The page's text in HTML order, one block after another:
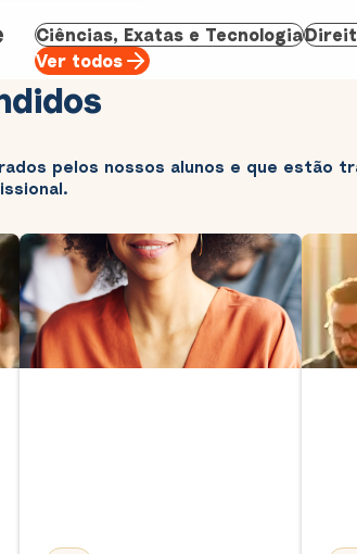
Ciências, Exatas e Tecnologia
Ver todos
pelos nossos alunos e que estão